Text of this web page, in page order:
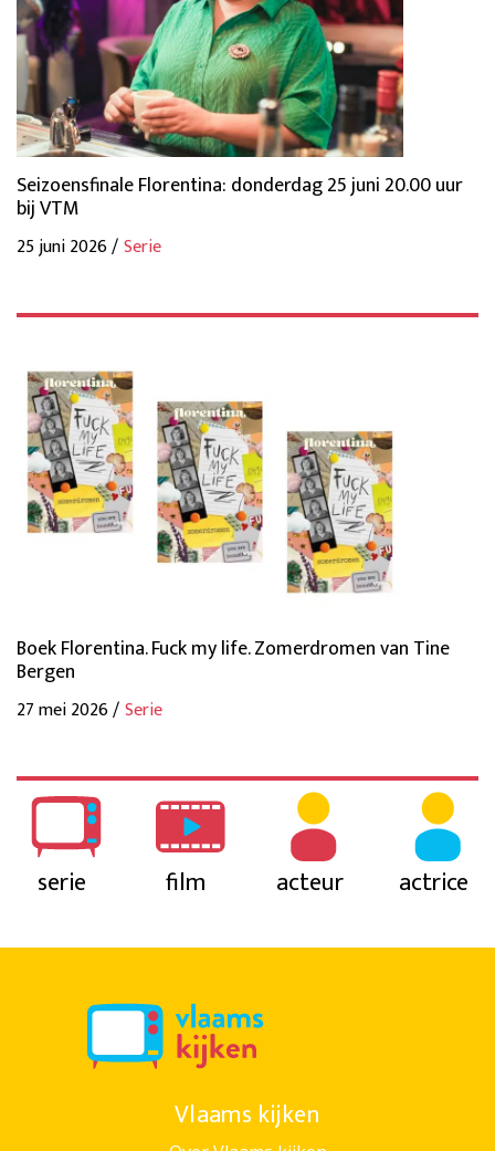
Seizoensfinale Florentina: donderdag 25 juni 20.00 uur
bij VTM
25 juni 2026 /Serie
Boek Florentina. Fuck my life. Zomerdromen van Tine
Bergen
27 mei 2026 /Serie
serie film acteur actrice
Vlaams kijken